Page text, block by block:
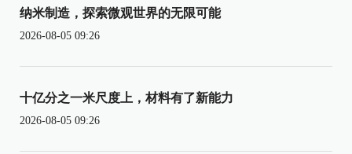
纳米制造，探索微观世界的无限可能
2026-08-05 09:26
十亿分之一米尺度上，材料有了新能力
2026-08-05 09:26